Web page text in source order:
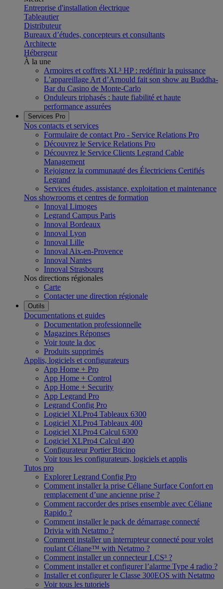
Entreprise d'installation électrique
Tableautier
Distributeur
Bureaux d’études, concepteurs et consultants
Architecte
Hébergeur
À la une
Armoires et coffrets XL³ HP : redéfinir la puissance
L’appareillage Art d’Arnould fait son show au Buddha-
Bar du Casino de Monte-Carlo
Onduleurs triphasés : haute fiabilité et haute
performance assurées
Services Pro
Nos contacts et services
Formulaire de contact Pro - Service Relations Pro
Découvrez le Service Relations Pro
Découvrez le Service Clients Legrand Cable
Management
Rejoignez la communauté des Électriciens Certifiés
Legrand
Services études, assistance, exploitation et maintenance
Nos showrooms et centres de formation
Innoval Limoges
Legrand Campus Paris
Innoval Bordeaux
Innoval Lyon
Innoval Lille
Innoval Aix-en-Provence
Innoval Nantes
Innoval Strasbourg
Nos directions régionales
Carte
Contacter une direction régionale
Outils
Documentations et guides
Documentation professionnelle
Magazines Réponses
Voir toute la doc
Produits supprimés
Applis, logiciels et configurateurs
App Home + Pro
App Home + Control
App Home + Security
App Legrand Pro
Legrand Config Pro
Logiciel XLPro4 Tableaux 6300
Logiciel XLPro4 Tableaux 400
Logiciel XLPro4 Calcul 6300
Logiciel XLPro4 Calcul 400
Configurateur Portier Bticino
Voir tous les configurateurs, logiciels et applis
Tutos pro
Explorer Legrand Config Pro
Comment installer la prise Céliane Surface Confort en
remplacement d’une ancienne prise ?
Comment raccorder des prises ensemble avec Céliane
Rapido ?
Comment installer le pack de démarrage connecté
Drivia with Netatmo ?
Comment installer un interrupteur connecté pour volet
roulant Céliane™ with Netatmo ?
Comment installer un connecteur LCS³ ?
Comment installer et configurer l’alarme Type 4 radio ?
Installer et configurer le Classe 300EOS with Netatmo
Voir tous les tutoriels